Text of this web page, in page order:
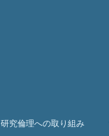
研究倫理への取り組み